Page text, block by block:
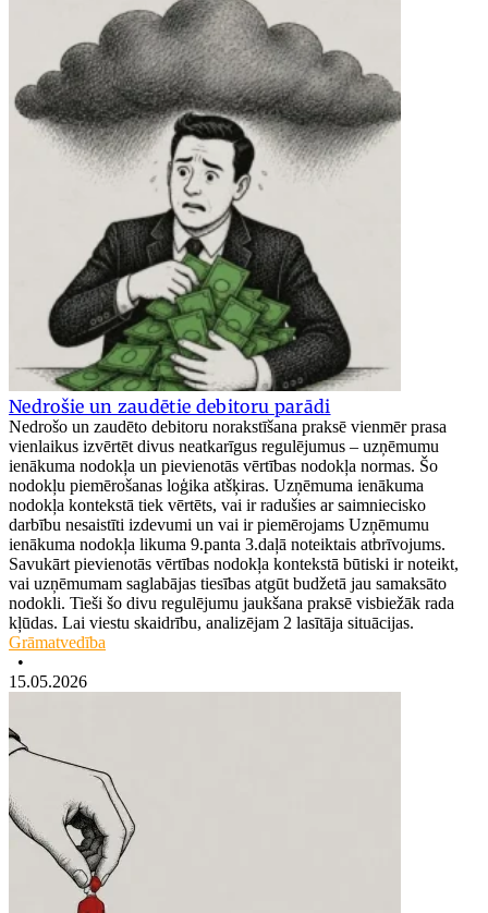
Nedrošie un zaudētie debitoru parādi
Nedrošo un zaudēto debitoru norakstīšana praksē vienmēr prasa
vienlaikus izvērtēt divus neatkarīgus regulējumus – uzņēmumu
ienākuma nodokļa un pievienotās vērtības nodokļa normas. Šo
nodokļu piemērošanas loģika atšķiras. Uzņēmuma ienākuma
nodokļa kontekstā tiek vērtēts, vai ir radušies ar saimniecisko
darbību nesaistīti izdevumi un vai ir piemērojams Uzņēmumu
ienākuma nodokļa likuma 9.panta 3.daļā noteiktais atbrīvojums.
Savukārt pievienotās vērtības nodokļa kontekstā būtiski ir noteikt,
vai uzņēmumam saglabājas tiesības atgūt budžetā jau samaksāto
nodokli. Tieši šo divu regulējumu jaukšana praksē visbiežāk rada
kļūdas. Lai viestu skaidrību, analizējam 2 lasītāja situācijas.
Grāmatvedība
•
15.05.2026